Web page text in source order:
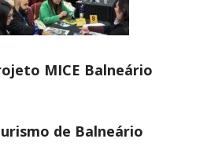
MICE Balneário
de Balneário